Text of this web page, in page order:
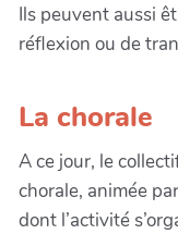
Ils peuvent aussi
réflexion ou de
La chorale
A ce jour, le
chorale, animée
dont l’activité